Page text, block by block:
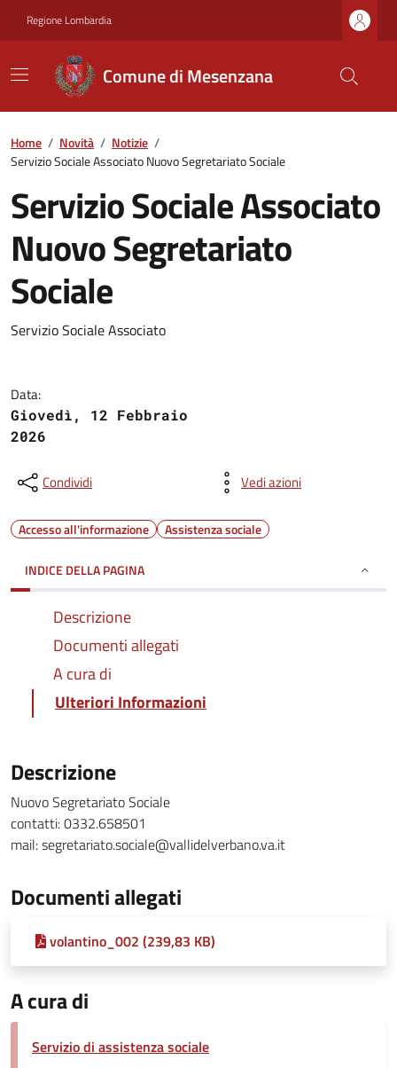
Regione Lombardia
Comune di Mesenzana
Home / Novità / Notizie /
Servizio Sociale Associato Nuovo Segretariato Sociale
Servizio Sociale Associato
Nuovo Segretariato
Sociale
Servizio Sociale Associato
Data:
Giovedì, 12 Febbraio
2026
Condividi Vedi azioni
Accesso all'informazione Assistenza sociale
INDICE DELLA PAGINA
Descrizione
Documenti allegati
A cura di
Ulteriori Informazioni
Descrizione
Nuovo Segretariato Sociale
contatti: 0332.658501
mail: segretariato.sociale@vallidelverbano.va.it
Documenti allegati
volantino_002 (239,83 KB)
A cura di
Servizio di assistenza sociale